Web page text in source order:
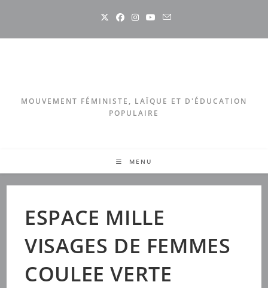
content
MOUVEMENT FÉMINISTE, LAÏQUE ET D'ÉDUCATION
POPULAIRE
MENU
ESPACE MILLE
VISAGES DE FEMMES
COULEE VERTE